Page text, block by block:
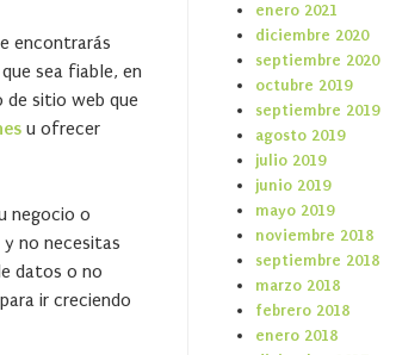
encontrarás
sea fiable, en
de sitio web que
u ofrecer
negocio o
no necesitas
datos o no
ir creciendo
enero 2021
diciembre 2020
septiembre 2020
octubre 2019
septiembre 2019
agosto 2019
julio 2019
junio 2019
mayo 2019
noviembre 2018
septiembre 2018
marzo 2018
febrero 2018
enero 2018